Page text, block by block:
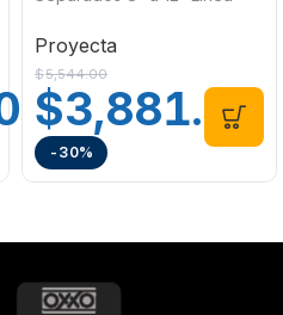
Proyecta
$5,544.00
$3,881.00
-30%